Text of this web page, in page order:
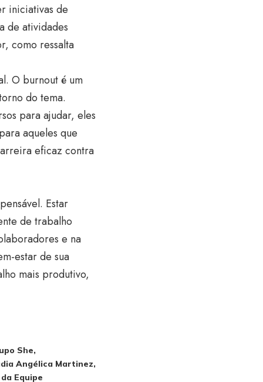
iniciativas de
de atividades
como ressalta
O burnout é um
do tema.
para ajudar, eles
aqueles que
eficaz contra
Estar
de trabalho
e na
estar de sua
mais produtivo,
She
Angélica Martinez
Equipe